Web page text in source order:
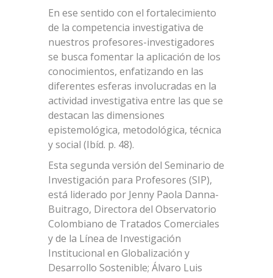
En ese sentido con el fortalecimiento
de la competencia investigativa de
nuestros profesores-investigadores
se busca fomentar la aplicación de los
conocimientos, enfatizando en las
diferentes esferas involucradas en la
actividad investigativa entre las que se
destacan las dimensiones
epistemológica, metodológica, técnica
y social (Ibíd. p. 48).
Esta segunda versión del Seminario de
Investigación para Profesores (SIP),
está liderado por Jenny Paola Danna-
Buitrago, Directora del Observatorio
Colombiano de Tratados Comerciales
y de la Línea de Investigación
Institucional en Globalización y
Desarrollo Sostenible; Álvaro Luis